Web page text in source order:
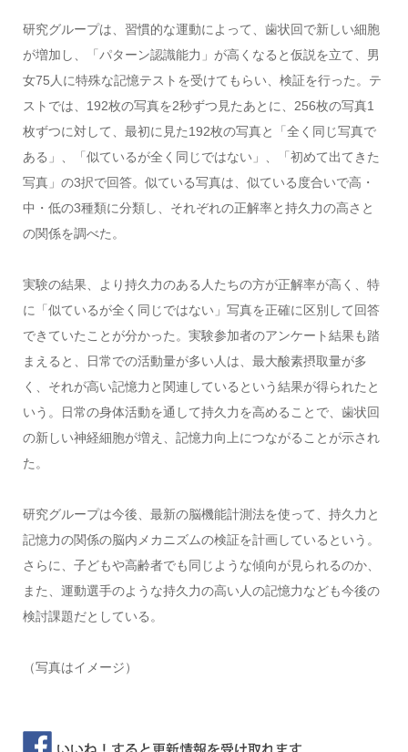
研究グループは、習慣的な運動によって、歯状回で新しい細胞
が増加し、「パターン認識能力」が高くなると仮説を立て、男
女75人に特殊な記憶テストを受けてもらい、検証を行った。テ
ストでは、192枚の写真を2秒ずつ見たあとに、256枚の写真1
枚ずつに対して、最初に見た192枚の写真と「全く同じ写真で
ある」、「似ているが全く同じではない」、「初めて出てきた
写真」の3択で回答。似ている写真は、似ている度合いで高・
中・低の3種類に分類し、それぞれの正解率と持久力の高さと
の関係を調べた。
実験の結果、より持久力のある人たちの方が正解率が高く、特
に「似ているが全く同じではない」写真を正確に区別して回答
できていたことが分かった。実験参加者のアンケート結果も踏
まえると、日常での活動量が多い人は、最大酸素摂取量が多
く、それが高い記憶力と関連しているという結果が得られたと
いう。日常の身体活動を通して持久力を高めることで、歯状回
の新しい神経細胞が増え、記憶力向上につながることが示され
た。
研究グループは今後、最新の脳機能計測法を使って、持久力と
記憶力の関係の脳内メカニズムの検証を計画しているという。
さらに、子どもや高齢者でも同じような傾向が見られるのか、
また、運動選手のような持久力の高い人の記憶力なども今後の
検討課題だとしている。
（写真はイメージ）